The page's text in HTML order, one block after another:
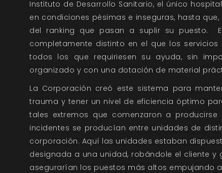
Instituto de Desarrollo Sanitario, el único
en condiciones pésimas e inseguras, hasta
del ranking que pasan a suplir su puesto.
completamente distinto en el que los
todos los que requiriesen su ayuda, sin
organizado y con una dotación de material
La Corporación creó este sistema para
trauma y tener un nivel de eficiencia óptimo
tales extremos que comenzaron a
incidentes se producían entre unidades de
corporación. Aquí las unidades estaban
designada a una unidad, robándole el cliente
asegurarían los puestos más altos empujando